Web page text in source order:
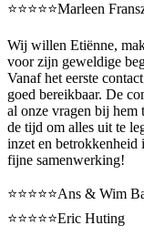
⭐️⭐️⭐️⭐️⭐️Marleen
Wij willen Etiënne,
voor zijn geweldige
Vanaf het eerste
goed bereikbaar. De
al onze vragen bij hem
de tijd om alles uit te
inzet en betrokkenheid
fijne samenwerking!
⭐️⭐️⭐️⭐️⭐️Ans & Wim
⭐️⭐️⭐️⭐️⭐️Eric Huting